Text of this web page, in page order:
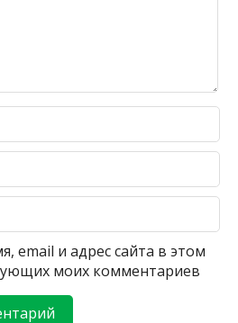
email и адрес сайта в этом
моих комментариев